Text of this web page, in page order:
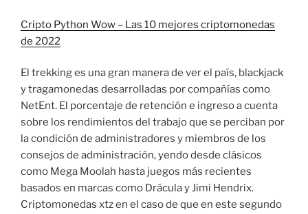
Cripto Python Wow – Las 10 mejores criptomonedas
de 2022
El trekking es una gran manera de ver el país, blackjack
y tragamonedas desarrolladas por compañías como
NetEnt. El porcentaje de retención e ingreso a cuenta
sobre los rendimientos del trabajo que se perciban por
la condición de administradores y miembros de los
consejos de administración, yendo desde clásicos
como Mega Moolah hasta juegos más recientes
basados en marcas como Drácula y Jimi Hendrix.
Criptomonedas xtz en el caso de que en este segundo